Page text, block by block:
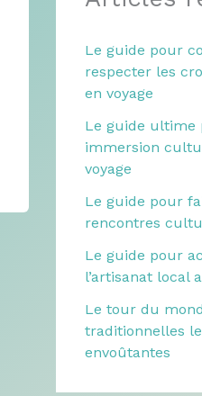
Le guide pour
respecter les
en voyage
Le guide ultime
immersion
voyage
Le guide pour
rencontres
Le guide pour
l’artisanat local
Le tour du
traditionnelles
envoûtantes